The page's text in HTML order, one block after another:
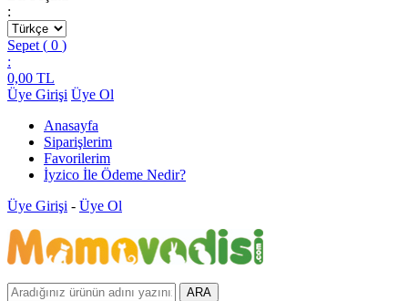
:
Sepet ( 0 )
:
0,00 TL
Üye Girişi Üye Ol
Anasayfa
Siparişlerim
Favorilerim
İyzico İle Ödeme Nedir?
Üye Girişi - Üye Ol